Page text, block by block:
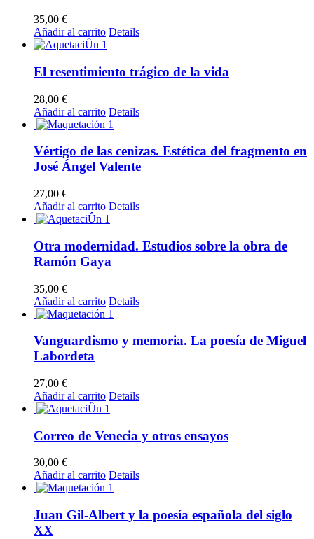
35,00 €
Añadir al carrito Details
El resentimiento trágico de la vida
28,00 €
Añadir al carrito Details
Vértigo de las cenizas. Estética del fragmento en
José Ángel Valente
27,00 €
Añadir al carrito Details
Otra modernidad. Estudios sobre la obra de
Ramón Gaya
35,00 €
Añadir al carrito Details
Vanguardismo y memoria. La poesía de Miguel
Labordeta
27,00 €
Añadir al carrito Details
Correo de Venecia y otros ensayos
30,00 €
Añadir al carrito Details
Juan Gil-Albert y la poesía española del siglo
XX